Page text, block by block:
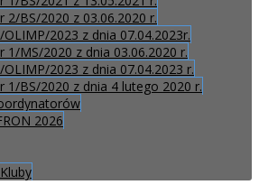
2/BS/2020 z 03.06.2020 r.
OLIMP/2023 z dnia 07.04.2023r.
1/MS/2020 z dnia 03.06.2020 r.
OLIMP/2023 z dnia 07.04.2023 r.
1/BS/2020 z dnia 4 lutego 2020 r.
2026